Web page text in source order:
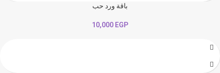
باقة ورد حب
10,000 EGP